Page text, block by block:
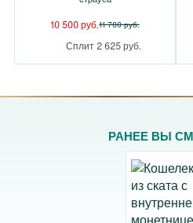
10 500 руб.11 700 руб.
Сплит 2 625 руб.
РАНЕЕ ВЫ